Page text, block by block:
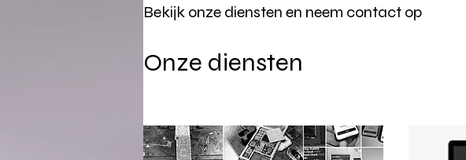
Bekijk onze diensten en neem contact op
Onze diensten